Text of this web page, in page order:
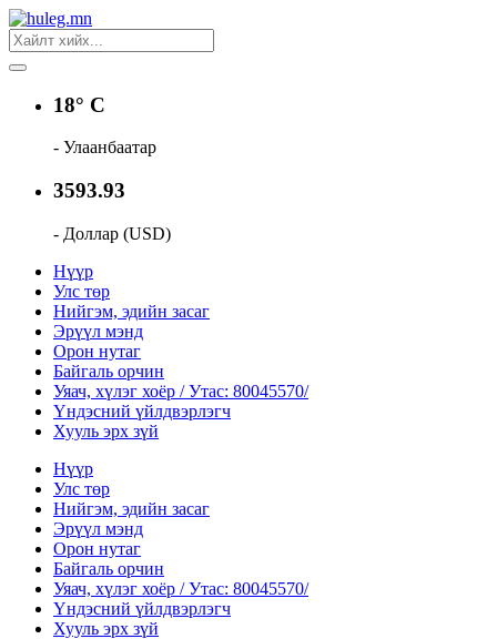
18° C
- Улаанбаатар
3593.93
- Доллар (USD)
Нүүр
Улс төр
Нийгэм, эдийн засаг
Эрүүл мэнд
Орон нутаг
Байгаль орчин
Уяач, хүлэг хоёр / Утас: 80045570/
Үндэсний үйлдвэрлэгч
Хууль эрх зүй
Нүүр
Улс төр
Нийгэм, эдийн засаг
Эрүүл мэнд
Орон нутаг
Байгаль орчин
Уяач, хүлэг хоёр / Утас: 80045570/
Үндэсний үйлдвэрлэгч
Хууль эрх зүй